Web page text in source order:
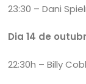
23:30 – Dani
Dia 14 de
22:30h – Billy